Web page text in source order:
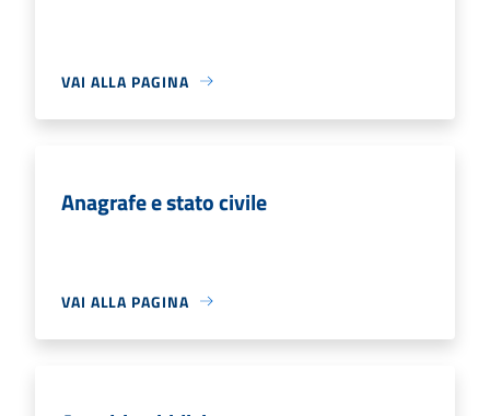
VAI ALLA PAGINA
Anagrafe e stato civile
VAI ALLA PAGINA